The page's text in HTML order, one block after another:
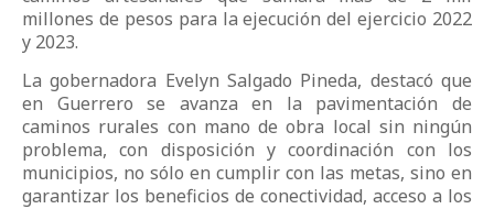
millones de pesos para la ejecución del ejercicio 2022
y 2023.
La gobernadora Evelyn Salgado Pineda, destacó que
en Guerrero se avanza en la pavimentación de
caminos rurales con mano de obra local sin ningún
problema, con disposición y coordinación con los
municipios, no sólo en cumplir con las metas, sino en
garantizar los beneficios de conectividad, acceso a los